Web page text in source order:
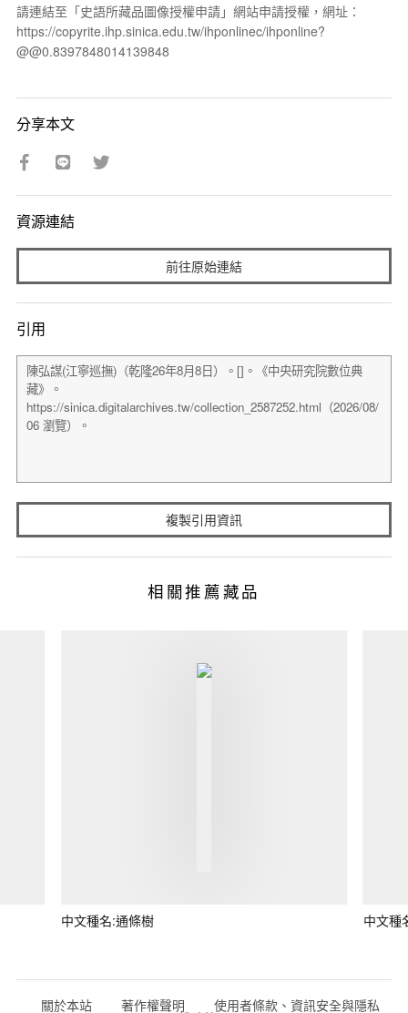
請連結至「史語所藏品圖像授權申請」網站申請授權，網址：
https://copyrite.ihp.sinica.edu.tw/ihponlinec/ihponline?
@@0.8397848014139848
分享本文
資源連結
前往原始連結
引用
複製引用資訊
相關推薦藏品
中文種名:通條樹 中文種
關於本站 著作權聲明 使用者條款、資訊安全與隱私